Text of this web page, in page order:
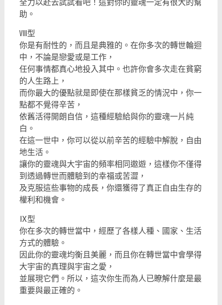
全力以赴去試試看吧！這對你的靈魂一定有很大的幫
助。
Ⅷ型
你是有耐性的，而且是典雅的。在你多次的轉世輪迴
中，不論是戀愛或是工作，
任何事情都真心地投入其中。也許你會多次走在貧窮
的人生路上，
而你最大的優點就是即使在那樣貧乏的情況中，你一
點都不覺得辛苦，
依舊活得開朗自信，這種經驗給與你的靈魂一片純
白。
在這一世中，你可以從以前辛苦的經驗中解脫，自由
地生活。
讓你的靈魂與大宇宙的頻率相同遨遊，這樣你不僅得
到透過轉世而體驗到的幸福或苦澀，
及克服這些事物的成長，你還獲得了真正自由生存的
權利和機會。
Ⅸ型
你在多次的轉世當中，經歷了各樣人種、國家、生活
方式的體驗。
因此你的靈魂均衡且美麗，而且你在轉世當中會學得
大宇宙的真理與宇宙之愛，
並展現它們。所以，這次你生而為人已瞭解什麼是最
重要與最正確的。